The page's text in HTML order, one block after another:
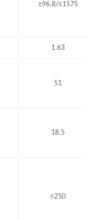
≥96.8/≤1575
1.63
51
18.5
≤250